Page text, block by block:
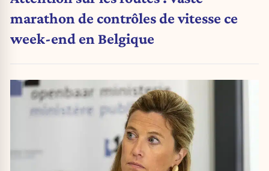
marathon de contrôles de vitesse ce
week-end en Belgique